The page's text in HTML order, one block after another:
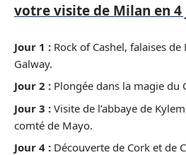
votre visite de Milan en
Jour 1 : Rock of Cashel, falaises
Galway.
Jour 2 : Plongée dans la magie du
Jour 3 : Visite de l’abbaye de
comté de Mayo.
Jour 4 : Découverte de Cork et de